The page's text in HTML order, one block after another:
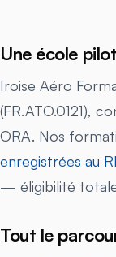
Une école
Iroise Aéro
(FR.ATO.0121),
ORA. Nos
enregistrées au
— éligibilité
Tout le